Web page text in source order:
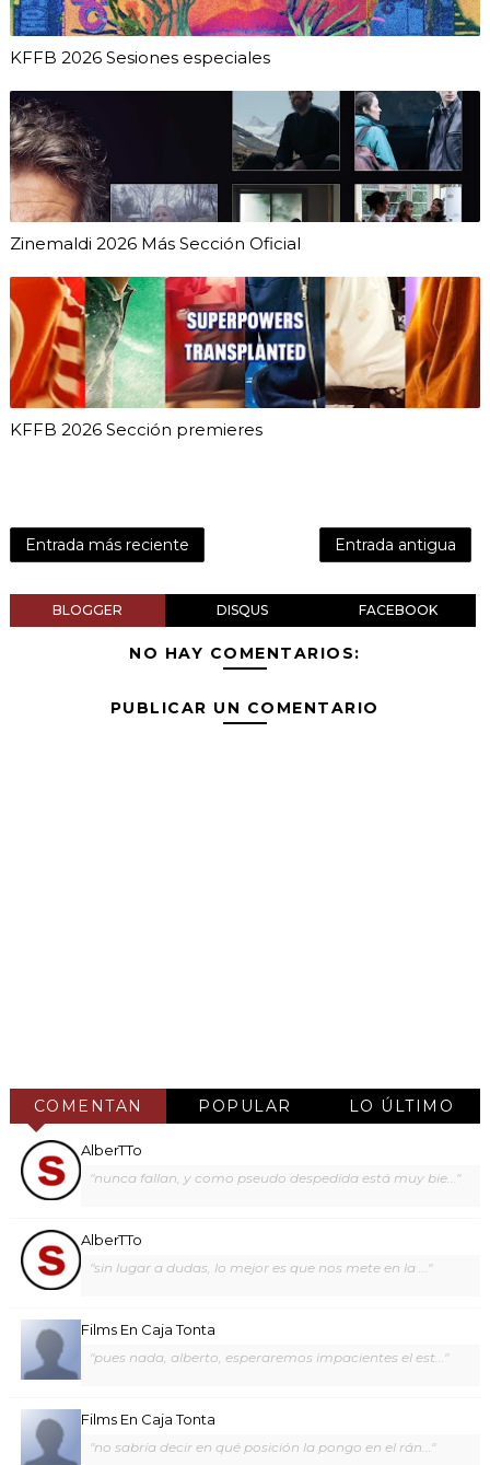
KFFB 2026 Sesiones especiales
Zinemaldi 2026 Más Sección Oficial
KFFB 2026 Sección premieres
Entrada más reciente Entrada antigua
BLOGGER DISQUS FACEBOOK
NO HAY COMENTARIOS:
PUBLICAR UN COMENTARIO
COMENTAN POPULAR LO ÚLTIMO
AlberTTo
"nunca fallan, y como pseudo despedida está muy bie..."
AlberTTo
"sin lugar a dudas, lo mejor es que nos mete en la ..."
Films En Caja Tonta
"pues nada, alberto, esperaremos impacientes el est..."
Films En Caja Tonta
"no sabría decir en qué posición la pongo en el rán..."